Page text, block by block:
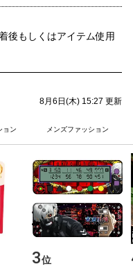
後もしくはアイテム使用
8月6日(木) 15:27 更新
ョン メンズファッション
3位